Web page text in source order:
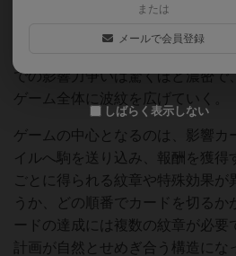
できないほど、決断の重さが積
ムだ。タイルとカード、そして
軽快なユーロに近い。しかし、
での影響力争いは驚くほど濃密で
ゲーム全体に波紋を広げていく。
ゲームの中心となるのは、影響カ
イルへ駒を送り込み、報酬を獲得
ごとに得られる紋章や特殊効果が
うか、どの順番でカードを切るか
ードの達成には複数の紋章が必要
計画が自然とせめぎ合う構造にな
または
メールで会員登録
しばらく表示しない